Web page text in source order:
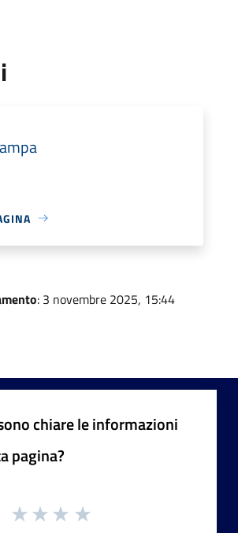
: 3 novembre 2025, 15:44
chiare le informazioni
pagina?